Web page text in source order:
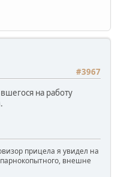
#3967
на работу
прицела я увидел на
внешне